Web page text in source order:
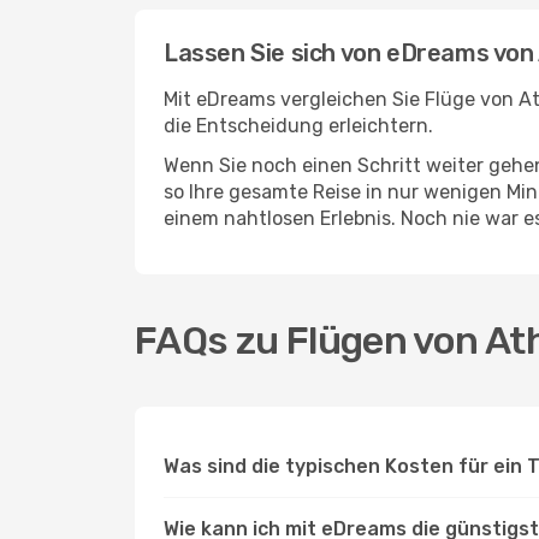
Lassen Sie sich von eDreams
Mit eDreams vergleichen Sie Flüge von
die Entscheidung erleichtern.
Wenn Sie noch einen Schritt weiter
so Ihre gesamte Reise in nur wenigen
einem nahtlosen Erlebnis. Noch nie war
FAQs zu Flügen von
Was sind die typischen Kosten für ein
Wie kann ich mit eDreams die